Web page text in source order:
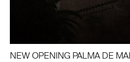
NEW OPENING PALMA DE